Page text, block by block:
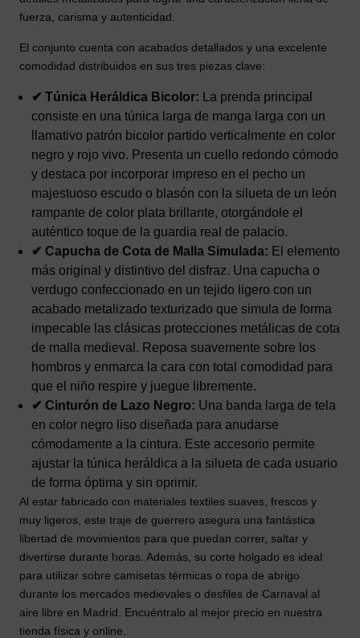
fuerza, carisma y autenticidad.
El conjunto cuenta con acabados detallados y una excelente
comodidad distribuidos en sus tres piezas clave:
✔ Túnica Heráldica Bicolor: La prenda principal
consiste en una túnica larga de manga larga con un
llamativo patrón bicolor partido verticalmente en color
negro y rojo vivo. Presenta un cuello redondo cómodo
y destaca por incorporar impreso en el pecho un
majestuoso escudo o blasón con la silueta de un león
rampante de color plata brillante, otorgándole el
auténtico toque de la guardia real de palacio.
✔ Capucha de Cota de Malla Simulada: El elemento
más original y distintivo del disfraz. Una capucha o
verdugo confeccionado en un tejido ligero con un
acabado metalizado texturizado que simula de forma
impecable las clásicas protecciones metálicas de cota
de malla medieval. Reposa suavemente sobre los
hombros y enmarca la cara con total comodidad para
que el niño respire y juegue libremente.
✔ Cinturón de Lazo Negro: Una banda larga de tela
en color negro liso diseñada para anudarse
cómodamente a la cintura. Este accesorio permite
ajustar la túnica heráldica a la silueta de cada usuario
de forma óptima y sin oprimir.
Al estar fabricado con materiales textiles suaves, frescos y
muy ligeros, este traje de guerrero asegura una fantástica
libertad de movimientos para que puedan correr, saltar y
divertirse durante horas. Además, su corte holgado es ideal
para utilizar sobre camisetas térmicas o ropa de abrigo
durante los mercados medievales o desfiles de Carnaval al
aire libre en Madrid. Encuéntralo al mejor precio en nuestra
tienda física y online.